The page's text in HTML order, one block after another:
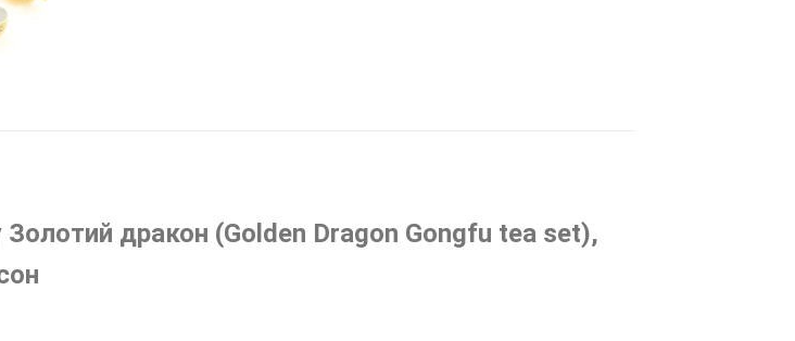
Золотий дракон (Golden Dragon Gongfu tea set),